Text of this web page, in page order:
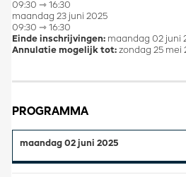
09:30 ⇾ 16:30
maandag 23 juni 2025
09:30 ⇾ 16:30
Einde inschrijvingen: maandag 02 juni
Annulatie mogelijk tot: zondag 25 mei
PROGRAMMA
maandag 02 juni 2025